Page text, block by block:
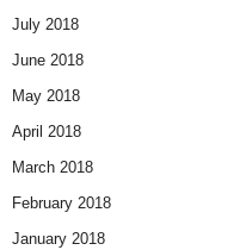
July 2018
June 2018
May 2018
April 2018
March 2018
February 2018
January 2018